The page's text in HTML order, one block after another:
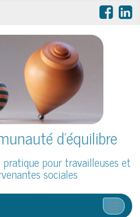
d'équilibre
pour travailleuses et
sociales